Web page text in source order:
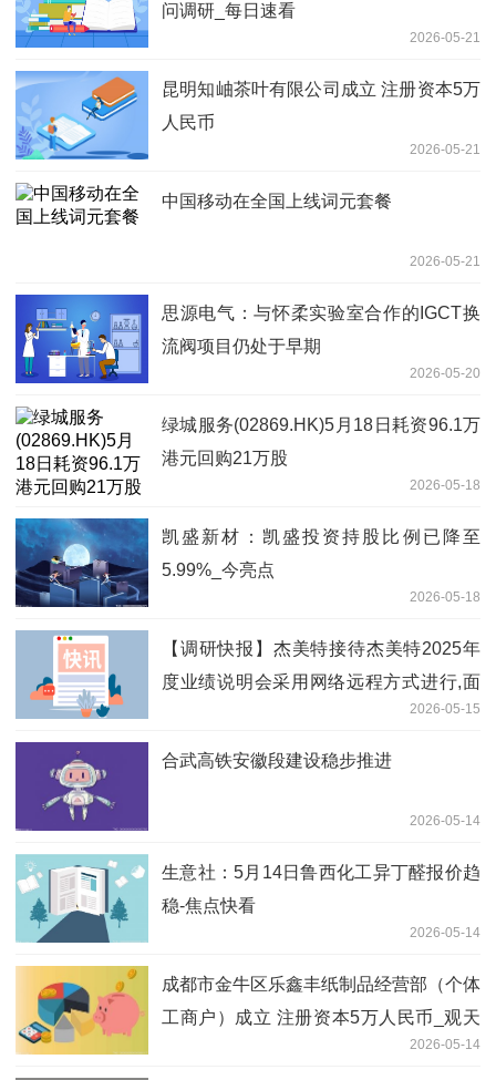
问调研_每日速看
2026-05-21
昆明知岫茶叶有限公司成立 注册资本5万
人民币
2026-05-21
中国移动在全国上线词元套餐
2026-05-21
思源电气：与怀柔实验室合作的IGCT换
流阀项目仍处于早期
2026-05-20
绿城服务(02869.HK)5月18日耗资96.1万
港元回购21万股
2026-05-18
凯盛新材：凯盛投资持股比例已降至
5.99%_今亮点
2026-05-18
【调研快报】杰美特接待杰美特2025年
度业绩说明会采用网络远程方式进行,面
2026-05-15
合武高铁安徽段建设稳步推进
2026-05-14
生意社：5月14日鲁西化工异丁醛报价趋
稳-焦点快看
2026-05-14
成都市金牛区乐鑫丰纸制品经营部（个体
工商户）成立 注册资本5万人民币_观天
2026-05-14